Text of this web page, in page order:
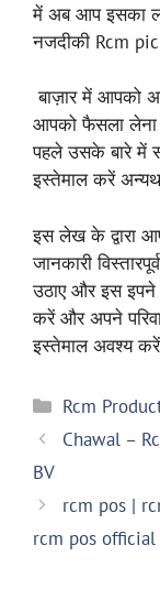
में अब आप इसका
नजदीकी Rcm
बाज़ार में आपको
आपको फैसला लेना
पहले उसके बारे में
इस्तेमाल करें
इस लेख के द्वारा
जानकारी
उठाए और इस
करें और अपने
इस्तेमाल अवश्य
Categories
Rcm
Chawal –
BV
rcm pos |
rcm pos official